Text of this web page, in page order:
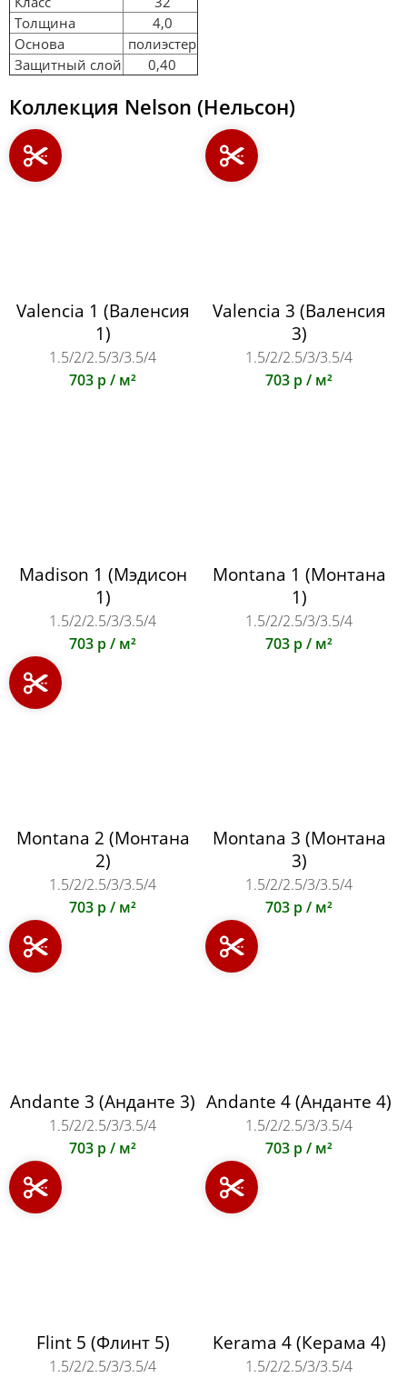
Толщина
4,0
Основа
полиэстер
Защитный слой
0,40
Коллекция Nelson (Нельсон)
Valencia 1 (Валенсия
1)
1.5/2/2.5/3/3.5/4
703 р / м²
Valencia 3 (Валенсия
3)
1.5/2/2.5/3/3.5/4
703 р / м²
Madison 1 (Мэдисон
1)
1.5/2/2.5/3/3.5/4
703 р / м²
Montana 1 (Монтана
1)
1.5/2/2.5/3/3.5/4
703 р / м²
Montana 2 (Монтана
2)
1.5/2/2.5/3/3.5/4
703 р / м²
Montana 3 (Монтана
3)
1.5/2/2.5/3/3.5/4
703 р / м²
Andante 3 (Анданте 3)
1.5/2/2.5/3/3.5/4
703 р / м²
Andante 4 (Анданте 4)
1.5/2/2.5/3/3.5/4
703 р / м²
Flint 5 (Флинт 5)
1.5/2/2.5/3/3.5/4
Kerama 4 (Керама 4)
1.5/2/2.5/3/3.5/4